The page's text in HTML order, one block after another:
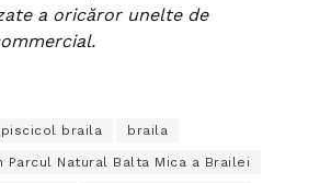
a oricăror unelte de
braila braila
Parcul Natural Balta Mica a Brailei